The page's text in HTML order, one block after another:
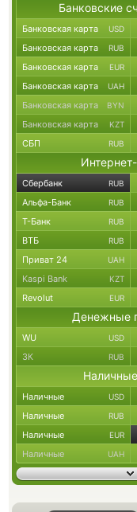
Банковские
Банковская карта USD
Банковская карта RUB
Банковская карта EUR
Банковская карта UAH
Банковская карта BYN
Банковская карта KZT
СБП RUB
Сбербанк RUB
Альфа-Банк RUB
Т-Банк RUB
ВТБ RUB
Приват 24 UAH
Kaspi Bank KZT
Revolut EUR
Денежные
WU USD
ЗК RUB
Наличные USD
Наличные RUB
Наличные EUR
Наличные UAH